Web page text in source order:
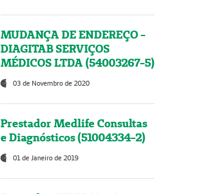
MUDANÇA DE ENDEREÇO -
DIAGITAB SERVIÇOS
MÉDICOS LTDA (54003267-5)
03 de Novembro de 2020
Prestador Medlife Consultas
e Diagnósticos (51004334-2)
01 de Janeiro de 2019